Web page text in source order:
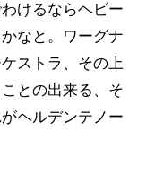
けるならヘビー
なと。ワーグナ
ストラ、その上
との出来る、そ
ヘルデンテノー